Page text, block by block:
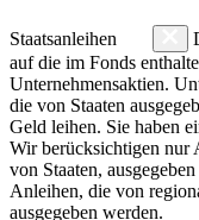
Staatsanleihen
auf die im Fonds
Unternehmensaktien.
die von Staaten
Geld leihen. Sie haben
Wir berücksichtigen nur
von Staaten,
Anleihen, die von
ausgegeben werden.